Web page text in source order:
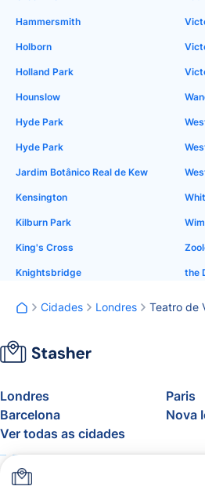
Hammersmith
Holborn
Holland Park
Hounslow
Hyde Park
Hyde Park
Jardim Botânico Real de Kew
Kensington
Kilburn Park
King's Cross
Knightsbridge the
Cidades Londres Teatro de
Londres
Paris
Barcelona
Nova
Ver todas as cidades
Sobre